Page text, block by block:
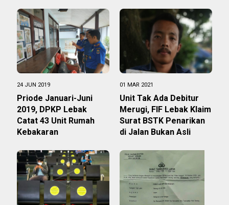
24 JUN 2019
Priode Januari-Juni
2019, DPKP Lebak
Catat 43 Unit Rumah
Kebakaran
01 MAR 2021
Unit Tak Ada Debitur
Merugi, FIF Lebak Klaim
Surat BSTK Penarikan
di Jalan Bukan Asli